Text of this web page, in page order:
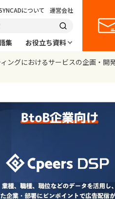
について 運営会社
集
お役立ち資料
ングにおけるサービスの企画・開